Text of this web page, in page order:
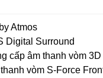
Atmos
Digital Surround
cấp âm thanh vòm 3D
vòm S-Force